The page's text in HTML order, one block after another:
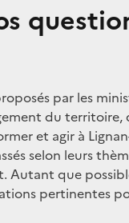
par les
du territoire,
et agir à
selon leurs
Autant que
pertinentes